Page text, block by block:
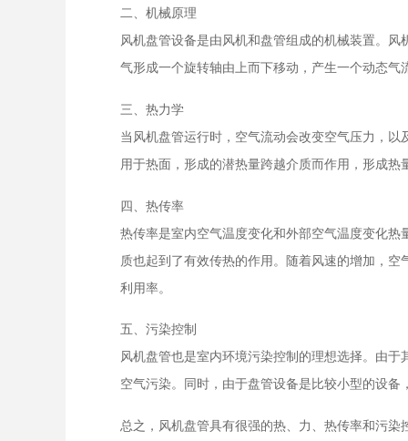
二、机械原理
风机盘管设备是由风机和盘管组成的机械装置。
气形成一个旋转轴由上而下移动，产生一个动态
三、热力学
当风机盘管运行时，空气流动会改变空气压力，
用于热面，形成的潜热量跨越介质而作用，形成热
四、热传率
热传率是室内空气温度变化和外部空气温度变化
质也起到了有效传热的作用。随着风速的增加，
利用率。
五、污染控制
风机盘管也是室内环境污染控制的理想选择。由
空气污染。同时，由于盘管设备是比较小型的设
总之，风机盘管具有很强的热、力、热传率和污